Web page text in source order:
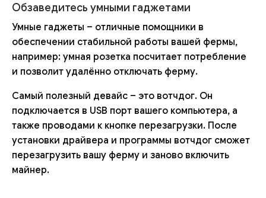
Обзаведитесь умными гаджетами
Умные гаджеты – отличные помощники в
обеспечении стабильной работы вашей фермы,
например: умная розетка посчитает потребление
и позволит удалённо отключать ферму.
Самый полезный девайс – это вотчдог. Он
подключается в USB порт вашего компьютера, а
также проводами к кнопке перезагрузки. После
установки драйвера и программы вотчдог сможет
перезагрузить вашу ферму и заново включить
майнер.